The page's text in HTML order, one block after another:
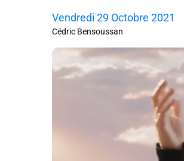
Vendredi 29 Octobre 2021
Cédric Bensoussan